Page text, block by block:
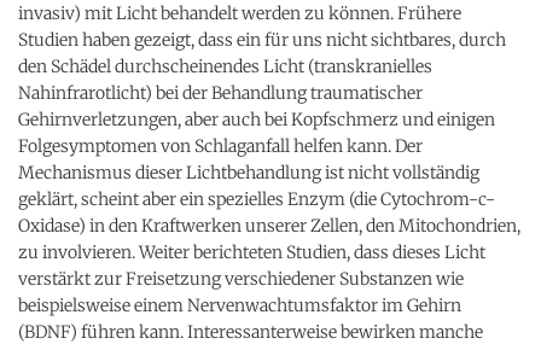
invasiv) mit Licht behandelt werden zu können. Frühere
Studien haben gezeigt, dass ein für uns nicht sichtbares, durch
den Schädel durchscheinendes Licht (transkranielles
Nahinfrarotlicht) bei der Behandlung traumatischer
Gehirnverletzungen, aber auch bei Kopfschmerz und einigen
Folgesymptomen von Schlaganfall helfen kann. Der
Mechanismus dieser Lichtbehandlung ist nicht vollständig
geklärt, scheint aber ein spezielles Enzym (die Cytochrom-c-
Oxidase) in den Kraftwerken unserer Zellen, den Mitochondrien,
zu involvieren. Weiter berichteten Studien, dass dieses Licht
verstärkt zur Freisetzung verschiedener Substanzen wie
beispielsweise einem Nervenwachtumsfaktor im Gehirn
(BDNF) führen kann. Interessanterweise bewirken manche